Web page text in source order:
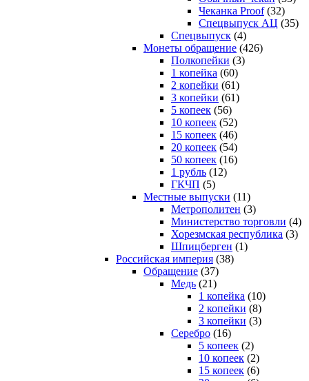
Чеканка Proof(32)
Спецвыпуск АЦ (35)
Спецвыпуск (4)
Монеты обращение (426)
Полкопейки (3)
1 копейка (60)
2 копейки (61)
3 копейки (61)
5 копеек (56)
10 копеек (52)
15 копеек (46)
20 копеек (54)
50 копеек (16)
1 рубль (12)
ГКЧП (5)
Местные выпуски (11)
Метрополитен (3)
Министерство торговли (4)
Хорезмская республика (3)
Шпицберген (1)
Российская империя (38)
Обращение (37)
Медь (21)
1 копейка (10)
2 копейки (8)
3 копейки (3)
Серебро (16)
5 копеек (2)
10 копеек (2)
15 копеек (6)